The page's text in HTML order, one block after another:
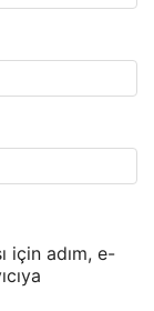
için adım, e-